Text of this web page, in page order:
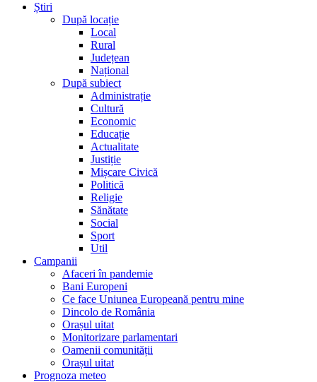
Știri
După locație
Local
Rural
Județean
Național
După subiect
Administrație
Cultură
Economic
Educație
Actualitate
Justiție
Mișcare Civică
Politică
Religie
Sănătate
Social
Sport
Util
Campanii
Afaceri în pandemie
Bani Europeni
Ce face Uniunea Europeană pentru mine
Dincolo de România
Orașul uitat
Monitorizare parlamentari
Oamenii comunității
Orașul uitat
Prognoza meteo